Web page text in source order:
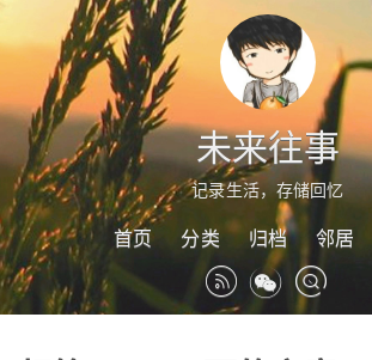
未来往事
记录生活，存储回忆
首页 分类 归档 邻居